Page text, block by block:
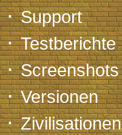
·Support
·Testberichte
·Screenshots
·Versionen
·Zivilisationen